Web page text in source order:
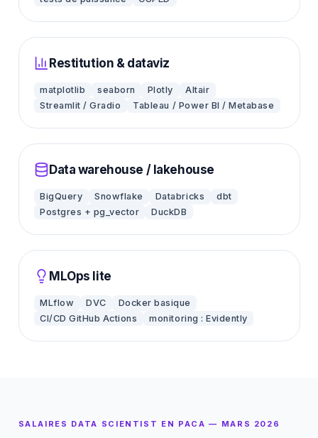
Restitution & dataviz
matplotlib seaborn Plotly
Altair
Streamlit / Gradio
Tableau / Power BI / Metabase
Data warehouse / lakehouse
BigQuery Snowflake Databricks
dbt
Postgres + pg_vector
DuckDB
MLOps lite
MLflow DVC
Docker basique
CI/CD GitHub Actions
monitoring : Evidently
SALAIRES DATA SCIENTIST EN PACA — MARS 2026